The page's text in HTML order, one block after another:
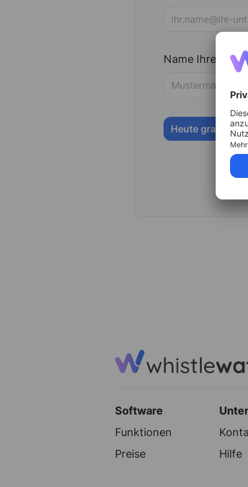
Name Ihres
Heute gratis
Software
Funktionen
Preise
Hilfe